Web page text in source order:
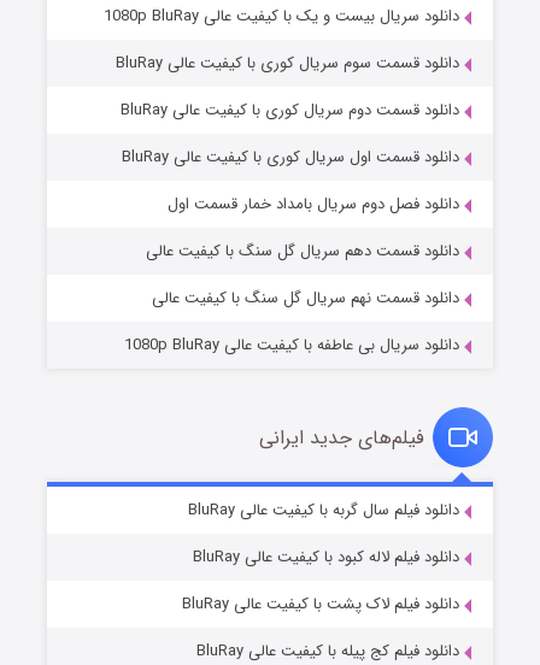
مردگان متحرک: شهر مرده ۳
قسمت۲ (زیرنویس) منتشر شد
قسمت۷ (زیرنویس) منتشر شد
دانلود سریال بیست و یک با کیفیت عالی 1080p BluRay
دانلود قسمت سوم سریال کوری با کیفیت عالی BluRay
دانلود قسمت دوم سریال کوری با کیفیت عالی BluRay
دانلود قسمت اول سریال کوری با کیفیت عالی BluRay
دانلود فصل دوم سریال بامداد خمار قسمت اول
دانلود قسمت دهم سریال گل سنگ با کیفیت عالی
دانلود قسمت نهم سریال گل سنگ با کیفیت عالی
دانلود سریال بی عاطفه با کیفیت عالی 1080p BluRay
فیلم‌های جدید ایرانی
دانلود فیلم سال گربه با کیفیت عالی BluRay
دانلود فیلم لاله کبود با کیفیت عالی BluRay
دانلود فیلم لاک پشت با کیفیت عالی BluRay
دانلود فیلم کج‌ پیله با کیفیت عالی BluRay